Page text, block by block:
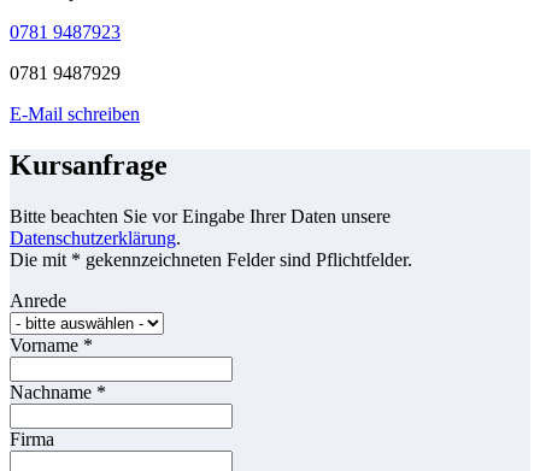
0781 9487923
0781 9487929
E-Mail schreiben
Kursanfrage
Bitte beachten Sie vor Eingabe Ihrer Daten unsere
Datenschutzerklärung.
Die mit * gekennzeichneten Felder sind Pflichtfelder.
Anrede
Vorname *
Nachname *
Firma